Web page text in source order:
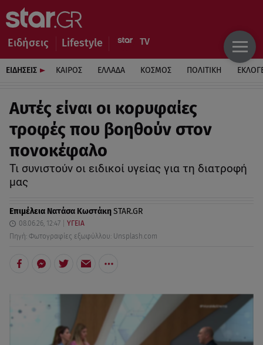
Ειδήσεις Lifestyle
ΕΙΔΗΣΕΙΣ ΚΑΙΡΟΣ ΕΛΛΑΔΑ ΚΟΣΜΟΣ ΠΟΛΙΤΙΚΗ
Αυτές είναι οι κορυφαίες
τροφές που βοηθούν στον
πονοκέφαλο
Τι συνιστούν οι ειδικοί υγείας για τη διατροφή
μας
Επιμέλεια Νατάσα ΚωστάκηSTAR.GR
08.06.26, 12:47
ΥΓΕΙΑ
Πηγή: Φωτογραφίες εξωφύλλου: Unsplash.com